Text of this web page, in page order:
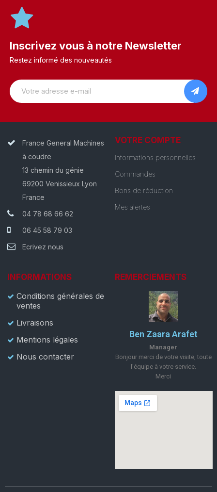
Inscrivez vous à notre Newsletter
Restez informé des nouveautés
France General Machines
à coudre
13 chemin du génie
69200 Venissieux Lyon
France
04 78 68 66 62
06 45 58 79 03
Ecrivez nous
VOTRE COMPTE
Informations personnelles
Commandes
Bons de réduction
Mes alertes
INFORMATIONS
Conditions générales de
ventes
Livraisons
Mentions légales
Nous contacter
REMERCIEMENTS
Ben Zaara Arafet
Manager
Bonjour merci de votre visite, toute
l'équipe à votre service.
Merci